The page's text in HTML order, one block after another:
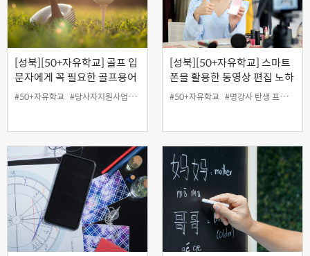
[성북][50+자유학교] 골프 입
문자에게 꼭 필요한 골프용어
및 규칙 정리
#50+자유학교 #당사자지원사업 #무료 #성북홍보왕 #온라인 #지역협력사업
[성북][50+자유학교] 스마트
폰을 활용한 동영상 편집 노하
우 전격공개! (어플 VLLO(블
로)활용)
#50+자유학교 #명강사 탄생 프로젝트